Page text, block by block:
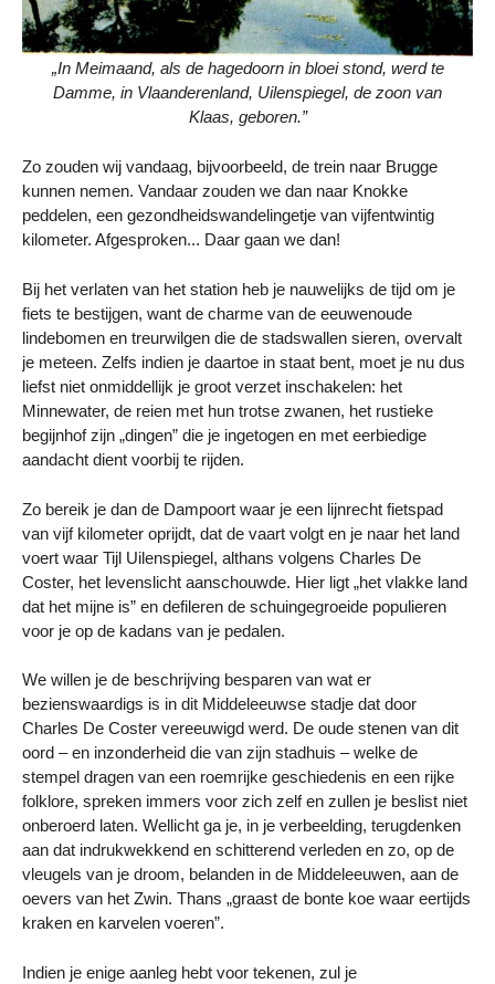
„In Meimaand, als de hagedoorn in bloei stond, werd te
Damme, in Vlaanderenland, Uilenspiegel, de zoon van
Klaas, geboren.”
Zo zouden wij vandaag, bijvoorbeeld, de trein naar Brugge
kunnen nemen. Vandaar zouden we dan naar Knokke
peddelen, een gezondheidswandelingetje van vijfentwintig
kilometer. Afgesproken... Daar gaan we dan!
Bij het verlaten van het station heb je nauwelijks de tijd om je
fiets te bestijgen, want de charme van de eeuwenoude
lindebomen en treurwilgen die de stadswallen sieren, overvalt
je meteen. Zelfs indien je daartoe in staat bent, moet je nu dus
liefst niet onmiddellijk je groot verzet inschakelen: het
Minnewater, de reien met hun trotse zwanen, het rustieke
begijnhof zijn „dingen” die je ingetogen en met eerbiedige
aandacht dient voorbij te rijden.
Zo bereik je dan de Dampoort waar je een lijnrecht fietspad
van vijf kilometer oprijdt, dat de vaart volgt en je naar het land
voert waar Tijl Uilenspiegel, althans volgens Charles De
Coster, het levenslicht aanschouwde. Hier ligt „het vlakke land
dat het mijne is” en defileren de schuingegroeide populieren
voor je op de kadans van je pedalen.
We willen je de beschrijving besparen van wat er
bezienswaardigs is in dit Middeleeuwse stadje dat door
Charles De Coster vereeuwigd werd. De oude stenen van dit
oord – en inzonderheid die van zijn stadhuis – welke de
stempel dragen van een roemrijke geschiedenis en een rijke
folklore, spreken immers voor zich zelf en zullen je beslist niet
onberoerd laten. Wellicht ga je, in je verbeelding, terugdenken
aan dat indrukwekkend en schitterend verleden en zo, op de
vleugels van je droom, belanden in de Middeleeuwen, aan de
oevers van het Zwin. Thans „graast de bonte koe waar eertijds
kraken en karvelen voeren”.
Indien je enige aanleg hebt voor tekenen, zul je